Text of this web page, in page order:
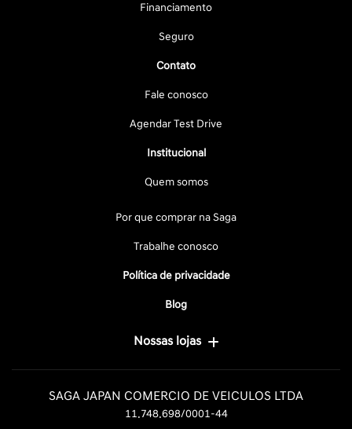
Financiamento
Seguro
Contato
Fale conosco
Agendar Test Drive
Institucional
Quem somos
Por que comprar na Saga
Trabalhe conosco
Política de privacidade
Blog
Nossas lojas
SAGA JAPAN COMERCIO DE VEICULOS LTDA
11.748.698/0001-44